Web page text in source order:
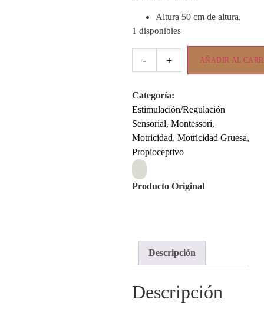
Altura 50 cm de altura.
1 disponibles
- + AÑADIR AL
Categoría:
Estimulación/Regulación
Sensorial, Montessori,
Motricidad, Motricidad Gruesa,
Propioceptivo
Producto Original
Descripción
Descripción